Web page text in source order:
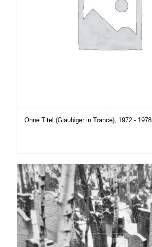
Ohne Titel (Gläubiger in Trance), 1972 - 1978